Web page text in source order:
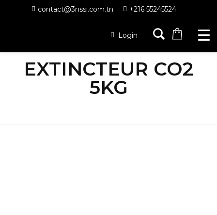
contact@3nssi.com.tn +216 55245524
Login
EXTINCTEUR-
EXTINCTEUR CO2 5KG
EXTINCTEUR CO2
5KG